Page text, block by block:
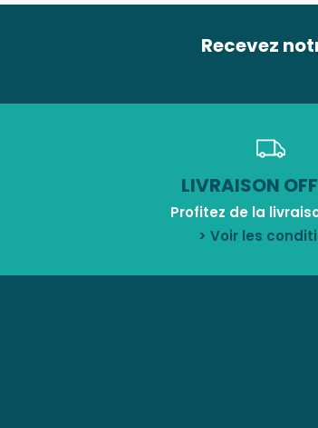
Recevez
LIVRAISON
Profitez de la
> Voir les